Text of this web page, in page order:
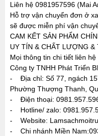
Liên hệ 0981957596 (Mai
Hỗ trợ vận chuyển đơn ở
sẽ được miễn phí vận
CAM KẾT SẢN PHẨM
UY TÍN & CHẤT LƯỢNG &
Mọi thông tin chi tiết liên hệ
Công ty TNHH Phát Triển
- Địa chỉ: Số 77, ngách
Phường Thượng Thanh,
- Điện thoại:
- Hotline/ zalo:
- Website:
- Chi nhánh Miền